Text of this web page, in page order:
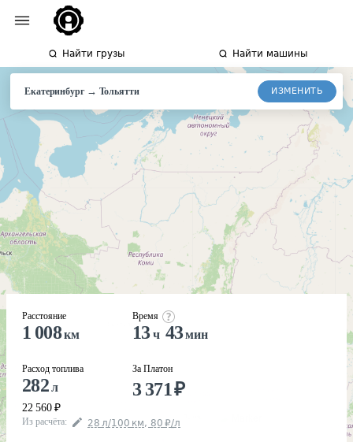
Найти грузы Найти машины
Екатеринбург→ Тольятти ИЗМЕНИТЬ
Расстояние
1 008км
Расход топлива
282л
22 560 ₽
Время
13ч 43мин
За Платон
3 371₽
Из расчёта: 28 л/100 км, 80 ₽/л